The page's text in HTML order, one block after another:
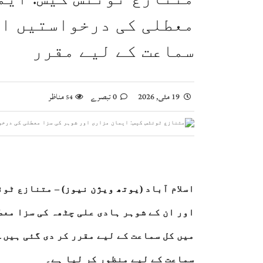
اسحاق ڈار کی شاہ عبداللہ سے ملاقات، فلسطین
صومالی وزیر دفاع کا اعلیٰ عسکری قیادت سے
وزیراعظم شہباز شریف کا وفاقی وزارتوں اور
بلاول بھٹو کا آزاد کشمیر انتخابات پر
معطلی کی درخواستیں
سماعت کے لیے مقرر
19 مئی, 2026 54مناظر
اسلام آباد (یوتھ ویژن نیوز)– متنازع
اور ان کے شوہر ہادی علی چٹھہ کی سزا
میں کل سماعت کے لیے مقرر کر دی گئی ہیں
سماعت کے لیے منظور کر لیا ہے۔